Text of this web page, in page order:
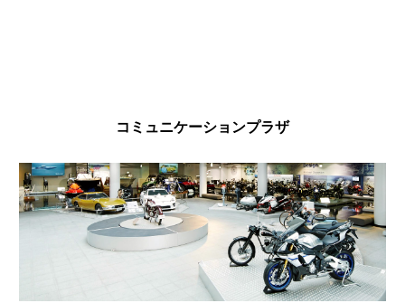
コミュニケーションプラザ